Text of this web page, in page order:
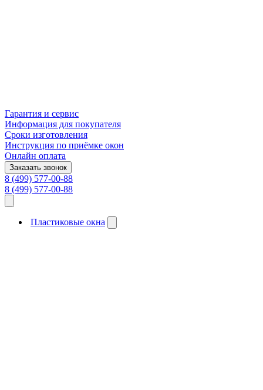
Гарантия и сервис
Информация для покупателя
Сроки изготовления
Инструкция по приёмке окон
Онлайн оплата
Заказать звонок
8 (499) 577-00-88
8 (499) 577-00-88
Пластиковые окна